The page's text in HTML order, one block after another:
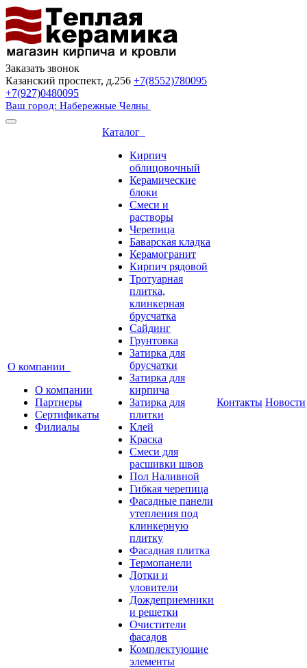
Заказать звонок
Казанский проспект, д.256 +7(8552)780095
+7(927)0480095
Ваш город: Набережные Челны
О компании
О компании
Партнеры
Сертификаты
Филиалы
Каталог
Кирпич
облицовочный
Керамические
блоки
Смеси и
растворы
Черепица
Баварская кладка
Керамогранит
Кирпич рядовой
Тротуарная
плитка,
клинкерная
брусчатка
Сайдинг
Грунтовка
Затирка для
брусчатки
Затирка для
кирпича
Затирка для
плитки
Клей
Краска
Смеси для
расшивки швов
Пол Наливной
Гибкая черепица
Фасадные панели
утепления под
клинкерную
плитку
Фасадная плитка
Термопанели
Лотки и
уловители
Дождеприемники
и решетки
Очистители
фасадов
Комплектующие
элементы
Контакты Новости